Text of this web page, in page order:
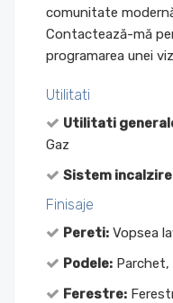
comunitate
Contactează-mă
programarea unei
Utilitati
Utilitati
Gaz
Sistem
Finisaje
Pereti: Vopsea
Podele: Parchet,
Ferestre: